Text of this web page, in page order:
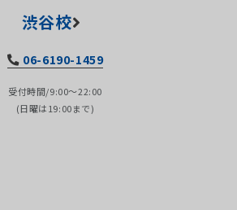
渋谷校
06-6190-1459
受付時間/9:00～22:00
(日曜は19:00まで)